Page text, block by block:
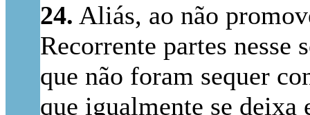
24. Aliás, ao não
Recorrente partes
que não foram sequer
que igualmente se deixa